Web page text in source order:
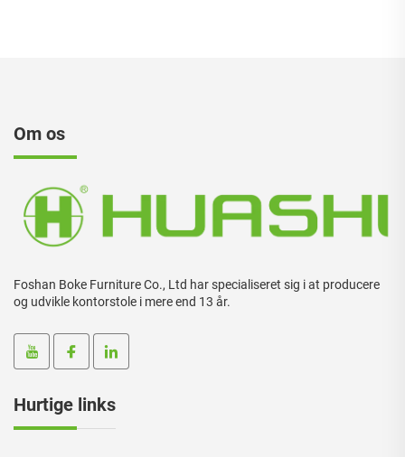
Om os
Foshan Boke Furniture Co., Ltd har specialiseret sig i at producere
og udvikle kontorstole i mere end 13 år.
Hurtige links